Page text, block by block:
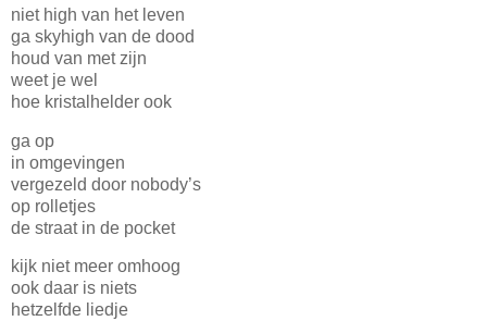
niet high van het leven
ga skyhigh van de dood
houd van met zijn
weet je wel
hoe kristalhelder ook
ga op
in omgevingen
vergezeld door nobody’s
op rolletjes
de straat in de pocket
kijk niet meer omhoog
ook daar is niets
hetzelfde liedje